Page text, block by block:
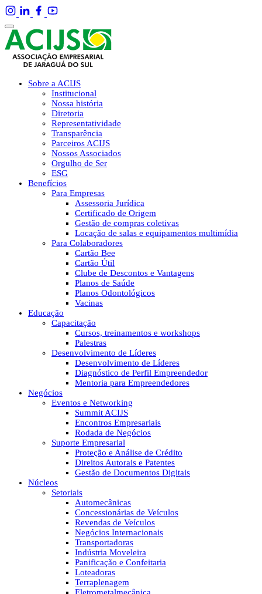
Sobre a ACIJS
Institucional
Nossa história
Diretoria
Representatividade
Transparência
Parceiros ACIJS
Nossos Associados
Orgulho de Ser
ESG
Benefícios
Para Empresas
Assessoria Jurídica
Certificado de Origem
Gestão de compras coletivas
Locação de salas e equipamentos multimídia
Para Colaboradores
Cartão Bee
Cartão Útil
Clube de Descontos e Vantagens
Planos de Saúde
Planos Odontológicos
Vacinas
Educação
Capacitação
Cursos, treinamentos e workshops
Palestras
Desenvolvimento de Líderes
Desenvolvimento de Líderes
Diagnóstico de Perfil Empreendedor
Mentoria para Empreendedores
Negócios
Eventos e Networking
Summit ACIJS
Encontros Empresariais
Rodada de Negócios
Suporte Empresarial
Proteção e Análise de Crédito
Direitos Autorais e Patentes
Gestão de Documentos Digitais
Núcleos
Setoriais
Automecânicas
Concessionárias de Veículos
Revendas de Veículos
Negócios Internacionais
Transportadoras
Indústria Moveleira
Panificação e Confeitaria
Loteadoras
Terraplenagem